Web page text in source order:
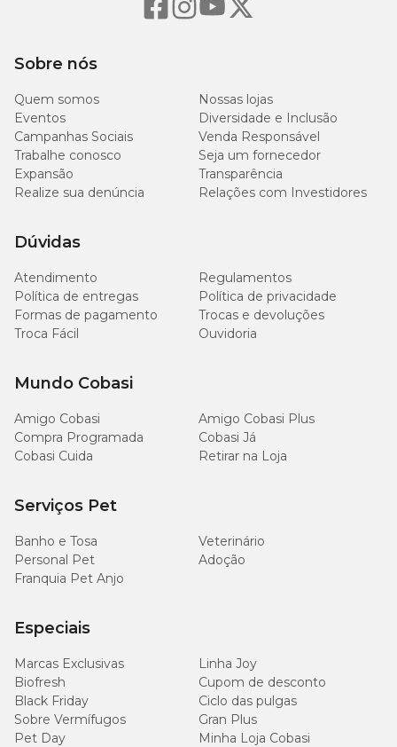
Sobre nós
Quem somos
Nossas lojas
Eventos
Diversidade e Inclusão
Campanhas Sociais
Venda Responsável
Trabalhe conosco
Seja um fornecedor
Expansão
Transparência
Realize sua denúncia
Relações com Investidores
Dúvidas
Atendimento
Regulamentos
Política de entregas
Política de privacidade
Formas de pagamento
Trocas e devoluções
Troca Fácil
Ouvidoria
Mundo Cobasi
Amigo Cobasi
Amigo Cobasi Plus
Compra Programada
Cobasi Já
Cobasi Cuida
Retirar na Loja
Serviços Pet
Banho e Tosa
Veterinário
Personal Pet
Adoção
Franquia Pet Anjo
Especiais
Marcas Exclusivas
Linha Joy
Biofresh
Cupom de desconto
Black Friday
Ciclo das pulgas
Sobre Vermífugos
Gran Plus
Pet Day
Minha Loja Cobasi